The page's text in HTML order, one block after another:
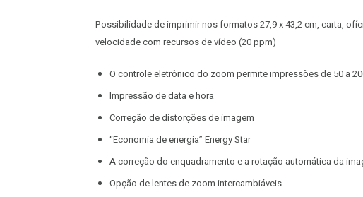
Possibilidade de imprimir nos formatos 27,9 x 43,2 cm, carta,
velocidade com recursos de vídeo (20 ppm)
O controle eletrônico do zoom permite impressões de 50 a
Impressão de data e hora
Correção de distorções de imagem
“Economia de energia” Energy Star
A correção do enquadramento e a rotação automática da
Opção de lentes de zoom intercambiáveis